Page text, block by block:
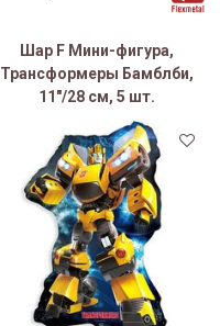
Шар F Мини-фигура,
Трансформеры Бамблби,
11"/28 см, 5 шт.